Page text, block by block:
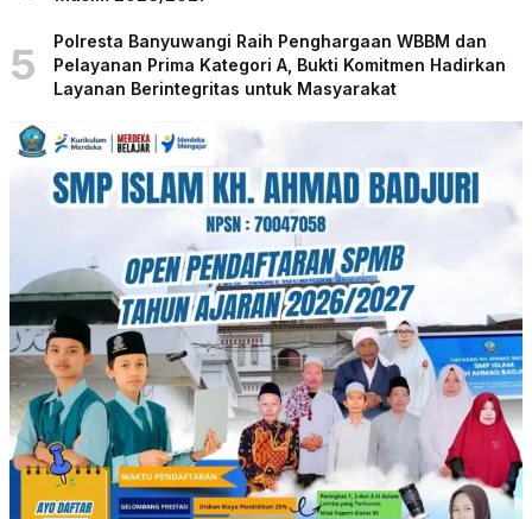
5
Polresta Banyuwangi Raih Penghargaan WBBM dan
Pelayanan Prima Kategori A, Bukti Komitmen Hadirkan
Layanan Berintegritas untuk Masyarakat